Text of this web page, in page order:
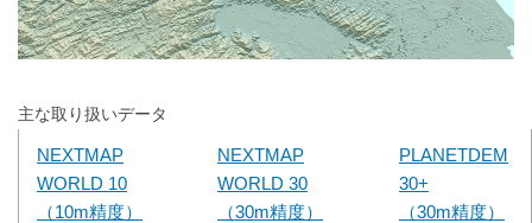
主な取り扱いデータ
NEXTMAP
WORLD 10
（10m精度）
NEXTMAP
WORLD 30
（30m精度）
PLANETDEM
30+
（30m精度）